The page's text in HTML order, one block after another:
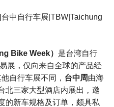
中自行车展|TBW|Taichung
Bike Week） 是台湾自行
展，仅向来自全球的产品经
自行车展不同， 台中周由海
北三家大型酒店内展出，邀
的新车规格及订单，颇具私